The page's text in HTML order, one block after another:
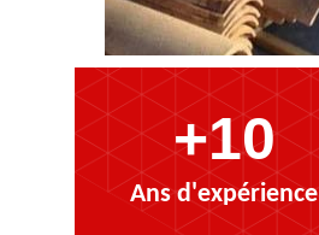
+10
Ans d'expérience